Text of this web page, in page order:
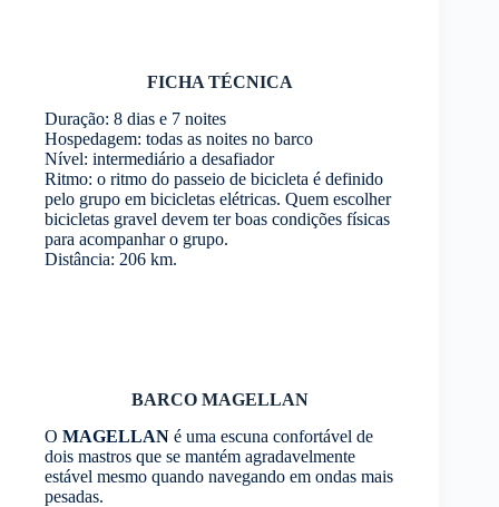
FICHA TÉCNICA
Duração: 8 dias e 7 noites
Hospedagem: todas as noites no barco
Nível: intermediário a desafiador
Ritmo: o ritmo do passeio de bicicleta é definido
pelo grupo em bicicletas elétricas. Quem escolher
bicicletas gravel devem ter boas condições físicas
para acompanhar o grupo.
Distância: 206 km.
BARCO MAGELLAN
O MAGELLAN é uma escuna confortável de
dois mastros que se mantém agradavelmente
estável mesmo quando navegando em ondas mais
pesadas.